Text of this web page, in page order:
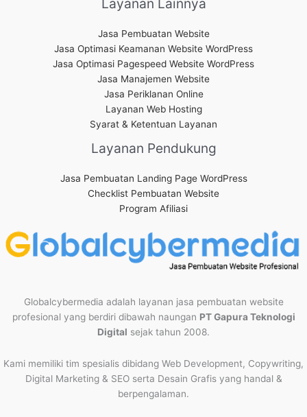
Jasa Pembuatan Website
Jasa Optimasi Keamanan Website WordPress
Jasa Optimasi Pagespeed Website WordPress
Jasa Manajemen Website
Jasa Periklanan Online
Layanan Web Hosting
Syarat & Ketentuan Layanan
Layanan Pendukung
Jasa Pembuatan Landing Page WordPress
Checklist Pembuatan Website
Program Afiliasi
Globalcybermedia adalah layanan jasa pembuatan website
profesional yang berdiri dibawah naungan PT Gapura Teknologi
Digital sejak tahun 2008.
Kami memiliki tim spesialis dibidang Web Development, Copywriting,
Digital Marketing & SEO serta Desain Grafis yang handal &
berpengalaman.